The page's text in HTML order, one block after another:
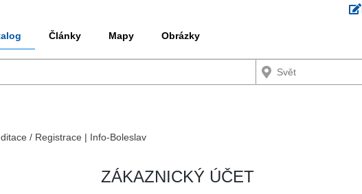
Články Mapy Obrázky
/ Registrace | Info-Boleslav
ZÁKAZNICKÝ ÚČET